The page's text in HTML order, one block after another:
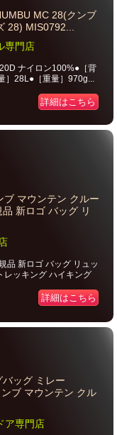
MC 28(クンブ
28) MIS0792...
専門店
ナイロン100%●［背
］28L●［重量］970g...
詳細はこちら
ブ マウンテン クルー
新ロゴ バッグ リ
品 新ロゴ バッグ リュッ
レッキング ハイキング
詳細はこちら
ッグ ミレー
ブ マウンテン クル
ア専門店